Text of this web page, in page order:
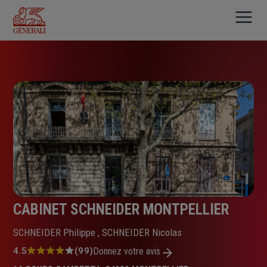
contenu
principal
CABINET SCHNEIDER MONTPELLIER
SCHNEIDER Philippe , SCHNEIDER Nicolas
Note
4.5 (99)Donnez votre avis